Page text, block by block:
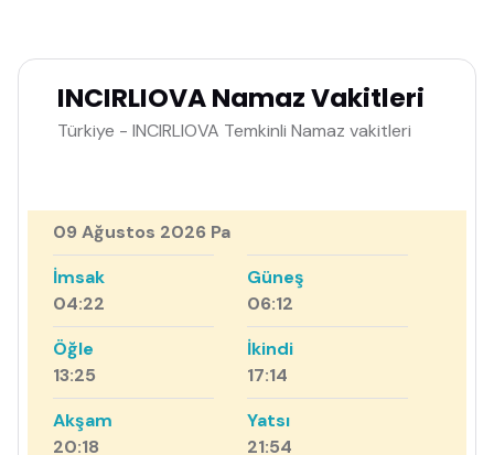
INCIRLIOVA Namaz Vakitleri
Türkiye - INCIRLIOVA Temkinli Namaz vakitleri
09 Ağustos 2026 Pa
İmsak
04:22
Güneş
06:12
Öğle
13:25
İkindi
17:14
Akşam
20:18
Yatsı
21:54